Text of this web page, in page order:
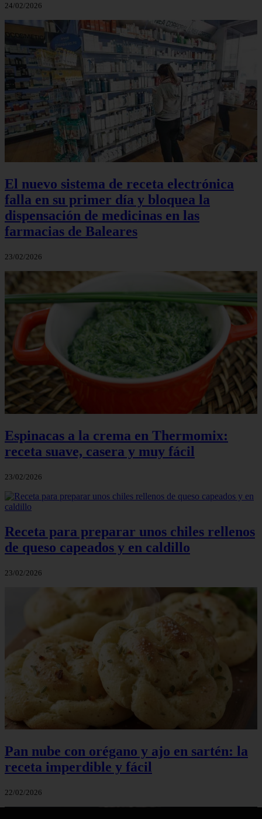
24/02/2026
El nuevo sistema de receta electrónica
falla en su primer día y bloquea la
dispensación de medicinas en las
farmacias de Baleares
23/02/2026
Espinacas a la crema en Thermomix:
receta suave, casera y muy fácil
23/02/2026
Receta para preparar unos chiles rellenos
de queso capeados y en caldillo
23/02/2026
Pan nube con orégano y ajo en sartén: la
receta imperdible y fácil
22/02/2026